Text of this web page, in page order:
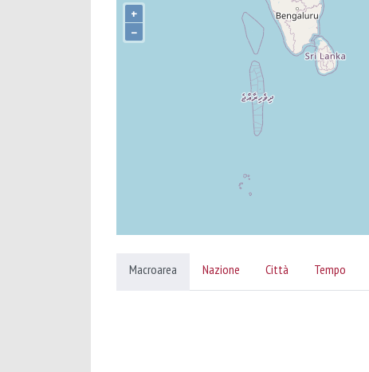
+
–
Macroarea Nazione Città Tempo